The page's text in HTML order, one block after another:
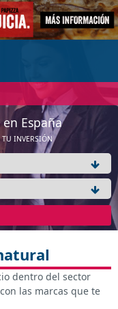
España
TU INVERSIÓN
dentro del sector
las marcas que te